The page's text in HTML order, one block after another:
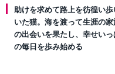
助けを求めて路上を彷徨い歩
いた猫。海を渡って生涯の家
の出会いを果たし、幸せいっ
の毎日を歩み始める